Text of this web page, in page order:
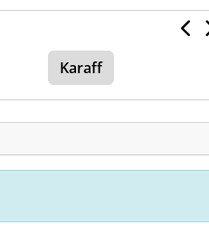
Karaff